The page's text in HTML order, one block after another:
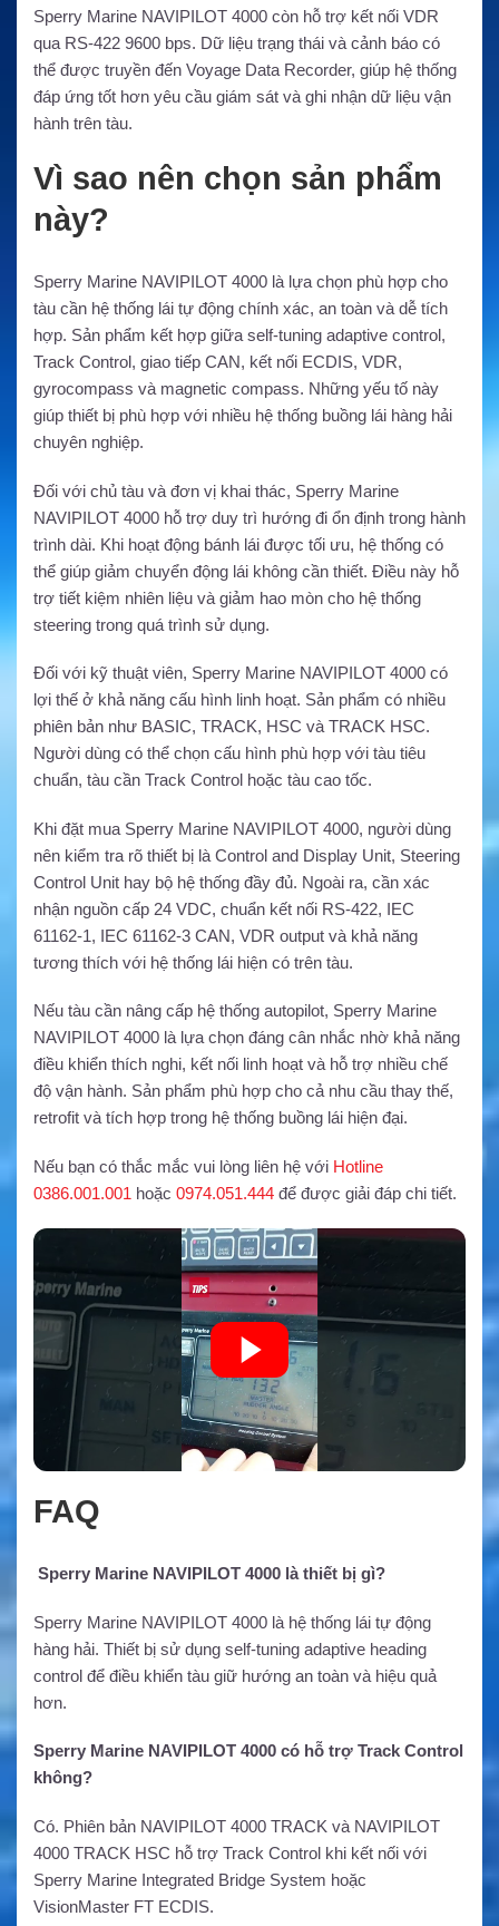
Sperry Marine NAVIPILOT 4000 còn hỗ trợ kết nối VDR
qua RS-422 9600 bps. Dữ liệu trạng thái và cảnh báo có
thể được truyền đến Voyage Data Recorder, giúp hệ thống
đáp ứng tốt hơn yêu cầu giám sát và ghi nhận dữ liệu vận
hành trên tàu.
Vì sao nên chọn sản phẩm
này?
Sperry Marine NAVIPILOT 4000 là lựa chọn phù hợp cho
tàu cần hệ thống lái tự động chính xác, an toàn và dễ tích
hợp. Sản phẩm kết hợp giữa self-tuning adaptive control,
Track Control, giao tiếp CAN, kết nối ECDIS, VDR,
gyrocompass và magnetic compass. Những yếu tố này
giúp thiết bị phù hợp với nhiều hệ thống buồng lái hàng hải
chuyên nghiệp.
Đối với chủ tàu và đơn vị khai thác, Sperry Marine
NAVIPILOT 4000 hỗ trợ duy trì hướng đi ổn định trong hành
trình dài. Khi hoạt động bánh lái được tối ưu, hệ thống có
thể giúp giảm chuyển động lái không cần thiết. Điều này hỗ
trợ tiết kiệm nhiên liệu và giảm hao mòn cho hệ thống
steering trong quá trình sử dụng.
Đối với kỹ thuật viên, Sperry Marine NAVIPILOT 4000 có
lợi thế ở khả năng cấu hình linh hoạt. Sản phẩm có nhiều
phiên bản như BASIC, TRACK, HSC và TRACK HSC.
Người dùng có thể chọn cấu hình phù hợp với tàu tiêu
chuẩn, tàu cần Track Control hoặc tàu cao tốc.
Khi đặt mua Sperry Marine NAVIPILOT 4000, người dùng
nên kiểm tra rõ thiết bị là Control and Display Unit, Steering
Control Unit hay bộ hệ thống đầy đủ. Ngoài ra, cần xác
nhận nguồn cấp 24 VDC, chuẩn kết nối RS-422, IEC
61162-1, IEC 61162-3 CAN, VDR output và khả năng
tương thích với hệ thống lái hiện có trên tàu.
Nếu tàu cần nâng cấp hệ thống autopilot, Sperry Marine
NAVIPILOT 4000 là lựa chọn đáng cân nhắc nhờ khả năng
điều khiển thích nghi, kết nối linh hoạt và hỗ trợ nhiều chế
độ vận hành. Sản phẩm phù hợp cho cả nhu cầu thay thế,
retrofit và tích hợp trong hệ thống buồng lái hiện đại.
Nếu bạn có thắc mắc vui lòng liên hệ với Hotline
0386.001.001 hoặc 0974.051.444 để được giải đáp chi tiết.
FAQ
Sperry Marine NAVIPILOT 4000 là thiết bị gì?
Sperry Marine NAVIPILOT 4000 là hệ thống lái tự động
hàng hải. Thiết bị sử dụng self-tuning adaptive heading
control để điều khiển tàu giữ hướng an toàn và hiệu quả
hơn.
Sperry Marine NAVIPILOT 4000 có hỗ trợ Track Control
không?
Có. Phiên bản NAVIPILOT 4000 TRACK và NAVIPILOT
4000 TRACK HSC hỗ trợ Track Control khi kết nối với
Sperry Marine Integrated Bridge System hoặc
VisionMaster FT ECDIS.